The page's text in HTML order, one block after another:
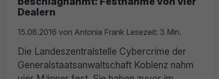
Dealern
15.08.2016 von Antonia Frank Lesezeit: 3 Min.
Die Landeszentralstelle Cybercrime der
Generalstaatsanwaltschaft Koblenz nahm